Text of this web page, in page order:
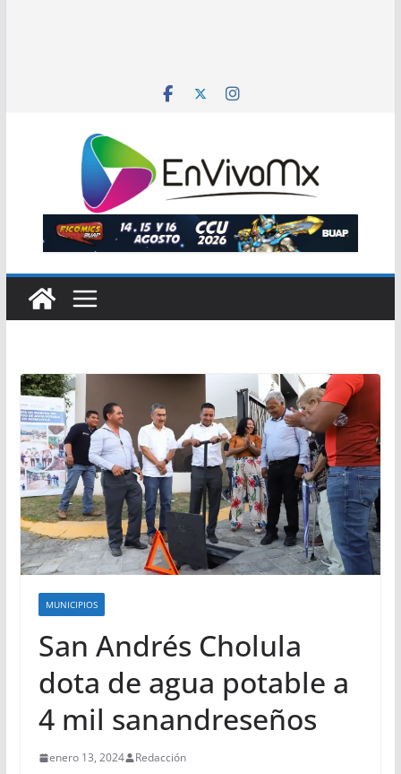
MUNICIPIOS
San Andrés Cholula
dota de agua potable a
4 mil sanandreseños
enero 13, 2024 Redacción